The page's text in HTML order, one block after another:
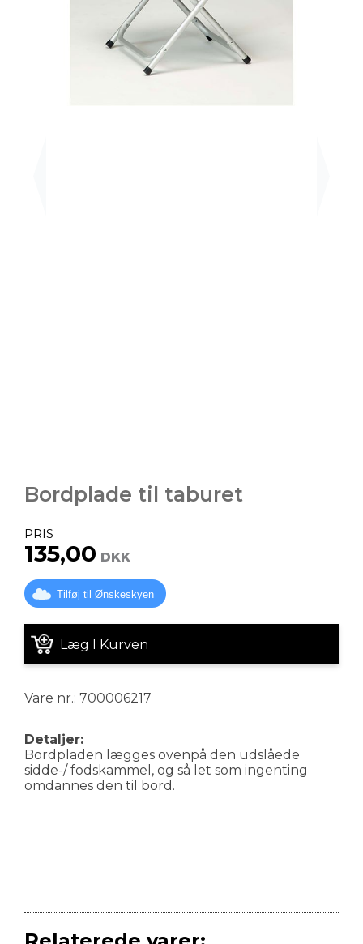
Bordplade til taburet
PRIS
135,00 DKK
Tilføj til Ønskeskyen
Læg I Kurven
Vare nr.: 700006217
Detaljer:
Bordpladen lægges ovenpå den udslåede
sidde-/ fodskammel, og så let som ingenting
omdannes den til bord.